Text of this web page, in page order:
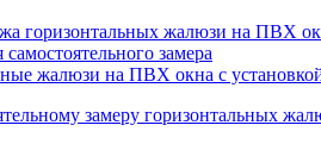
горизонтальных жалюзи на ПВХ
замера
жалюзи на ПВХ окна с
замеру горизонтальных